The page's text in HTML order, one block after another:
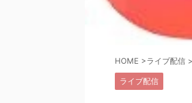
HOME >ライブ配信 >
ライブ配信